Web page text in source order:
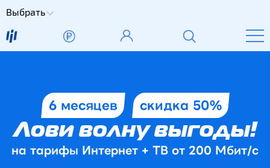
Выбрать
6 месяцев скидка 50%
Лови волну выгоды!
на тарифы Интернет + ТВ от 200 Мбит/с